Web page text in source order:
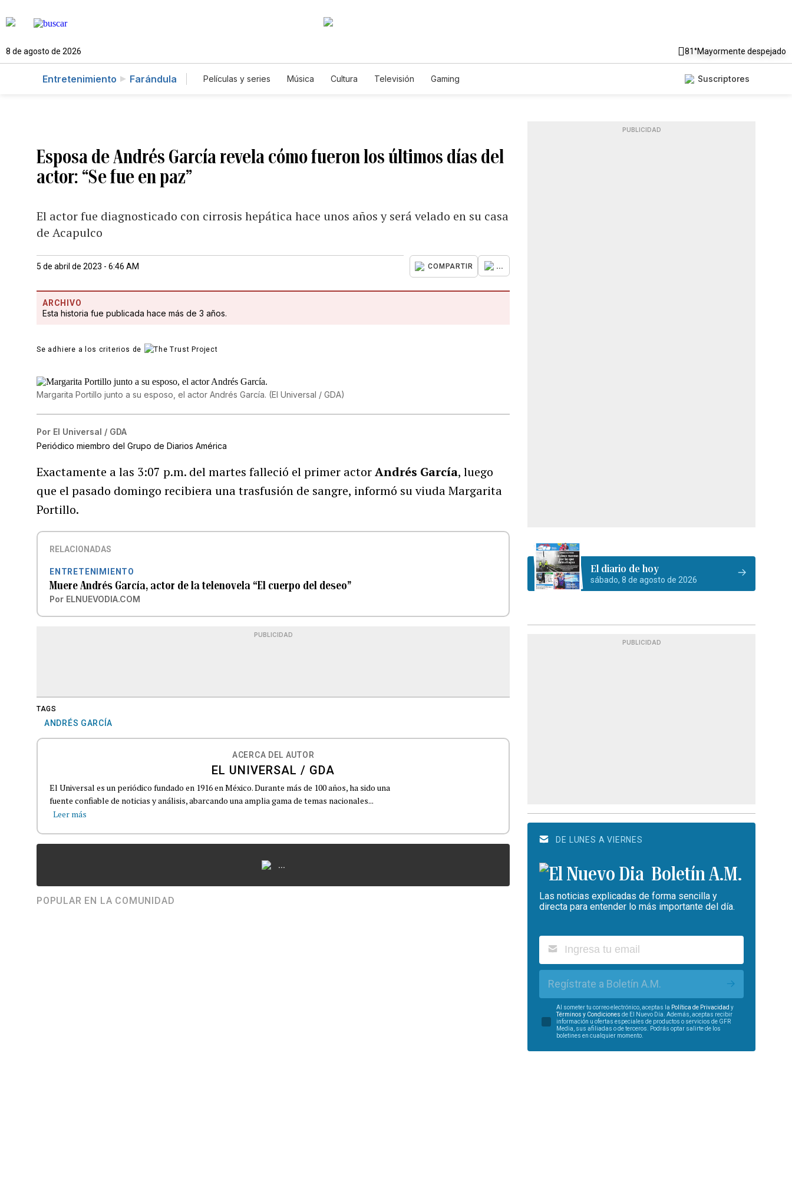
8 de agosto de 2026 81°Mayormente despejado
Entretenimiento Farándula Películas y series Música Cultura Televisión Gaming Suscriptores
Esposa de Andrés García revela cómo fueron los últimos días del
actor: “Se fue en paz”
El actor fue diagnosticado con cirrosis hepática hace unos años y será velado en su casa
de Acapulco
5 de abril de 2023 - 6:46 AM COMPARTIR ...
ARCHIVO
Esta historia fue publicada hace más de 3 años.
Se adhiere a los criterios de
Margarita Portillo junto a su esposo, el actor Andrés García. (El Universal / GDA)
Por El Universal / GDA
Periódico miembro del Grupo de Diarios América
Exactamente a las 3:07 p.m. del martes falleció el primer actorAndrés García, luego
que el pasado domingo recibiera una trasfusión de sangre, informó su viuda Margarita
Portillo.
RELACIONADAS
ENTRETENIMIENTO
Muere Andrés García, actor de la telenovela “El cuerpo del deseo”
Por ELNUEVODIA.COM
PUBLICIDAD
TAGS
ANDRÉS GARCÍA
ACERCA DEL AUTOR
EL UNIVERSAL / GDA
El Universal es un periódico fundado en 1916 en México. Durante más de 100 años, ha sido una
fuente confiable de noticias y análisis, abarcando una amplia gama de temas nacionales...
Leer más
...
POPULAR EN LA COMUNIDAD
PUBLICIDAD
El diario de hoy
sábado, 8 de agosto de 2026
PUBLICIDAD
DE LUNES A VIERNES
Boletín A.M.
Las noticias explicadas de forma sencilla y
directa para entender lo más importante del día.
Regístrate a Boletín A.M.
Al someter tu correo electrónico, aceptas la Política de Privacidad y
Términos y Condiciones de El Nuevo Día. Además, aceptas recibir
información u ofertas especiales de productos o servicios de GFR
Media, sus afiliadas o de terceros. Podrás optar salirte de los
boletines en cualquier momento.